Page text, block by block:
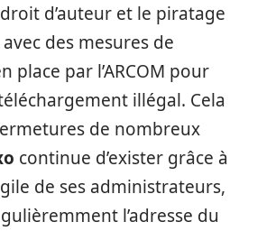
d’auteur et le piratage
des mesures de
place par l’ARCOM pour
illégal. Cela
de nombreux
continue d’exister grâce à
de ses administrateurs,
l’adresse du